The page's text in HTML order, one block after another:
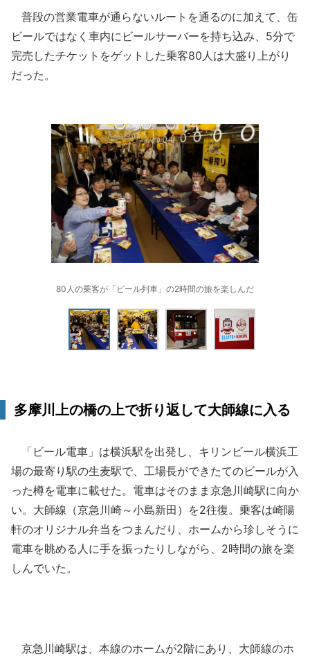
普段の営業電車が通らないルートを通るのに加えて、缶
ビールではなく車内にビールサーバーを持ち込み、5分で
完売したチケットをゲットした乗客80人は大盛り上がり
だった。
80人の乗客が「ビール列車」の2時間の旅を楽しんだ
多摩川上の橋の上で折り返して大師線に入る
「ビール電車」は横浜駅を出発し、キリンビール横浜工
場の最寄り駅の生麦駅で、工場長ができたてのビールが入
った樽を電車に載せた。電車はそのまま京急川崎駅に向か
い。大師線（京急川崎～小島新田）を2往復。乗客は崎陽
軒のオリジナル弁当をつまんだり、ホームから珍しそうに
電車を眺める人に手を振ったりしながら、2時間の旅を楽
しんでいた。
京急川崎駅は、本線のホームが2階にあり、大師線のホ